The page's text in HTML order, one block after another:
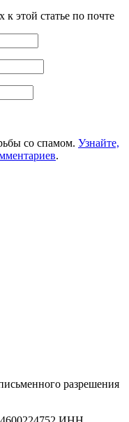
этой статье по почте
со спамом. Узнайте,
.
разрешения